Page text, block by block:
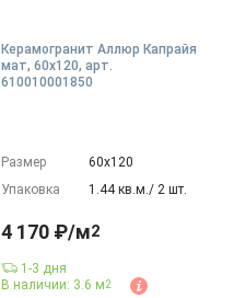
Керамогранит Аллюр Капрайя
мат, 60x120, арт.
610010001850
Размер
60х120
Упаковка
1.44 кв.м./ 2 шт.
4 170 ₽/м2
1-3 дня
В наличии: 3.6 м2